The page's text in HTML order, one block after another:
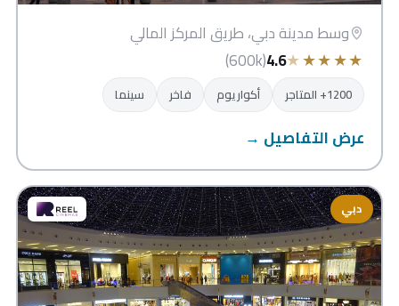
وسط مدينة دبي، طريق المركز المالي
★
★
★
★
★
4.6
(600k)
1200+ المتاجر أكواريوم فاخر سينما
عرض التفاصيل →
دبي